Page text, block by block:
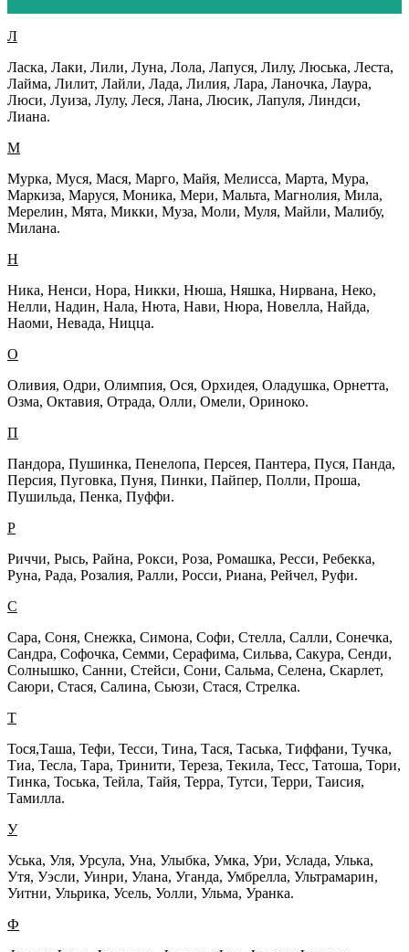
Л
Ласка, Лаки, Лили, Луна, Лола, Лапуся, Лилу, Люська, Леста,
Лайма, Лилит, Лайли, Лада, Лилия, Лара, Ланочка, Лаура,
Люси, Луиза, Лулу, Леся, Лана, Люсик, Лапуля, Линдси,
Лиана.
М
Мурка, Муся, Мася, Марго, Майя, Мелисса, Марта, Мура,
Маркиза, Маруся, Моника, Мери, Мальта, Магнолия, Мила,
Мерелин, Мята, Микки, Муза, Моли, Муля, Майли, Малибу,
Милана.
Н
Ника, Ненси, Нора, Никки, Нюша, Няшка, Нирвана, Неко,
Нелли, Надин, Нала, Нюта, Нави, Нюра, Новелла, Найда,
Наоми, Невада, Ницца.
О
Оливия, Одри, Олимпия, Ося, Орхидея, Оладушка, Орнетта,
Озма, Октавия, Отрада, Олли, Омели, Ориноко.
П
Пандора, Пушинка, Пенелопа, Персея, Пантера, Пуся, Панда,
Персия, Пуговка, Пуня, Пинки, Пайпер, Полли, Проша,
Пушильда, Пенка, Пуффи.
Р
Риччи, Рысь, Райна, Рокси, Роза, Ромашка, Ресси, Ребекка,
Руна, Рада, Розалия, Ралли, Росси, Риана, Рейчел, Руфи.
С
Сара, Соня, Снежка, Симона, Софи, Стелла, Салли, Сонечка,
Сандра, Софочка, Семми, Серафима, Сильва, Сакура, Сенди,
Солнышко, Санни, Стейси, Сони, Сальма, Селена, Скарлет,
Саюри, Стася, Салина, Сьюзи, Стася, Стрелка.
Т
Тося,Таша, Тефи, Тесси, Тина, Тася, Таська, Тиффани, Тучка,
Тиа, Тесла, Тара, Тринити, Тереза, Текила, Тесс, Татоша, Тори,
Тинка, Тоська, Тейла, Тайя, Терра, Тутси, Терри, Таисия,
Тамилла.
У
Уська, Уля, Урсула, Уна, Улыбка, Умка, Ури, Услада, Улька,
Утя, Уэсли, Уинри, Улана, Уганда, Умбрелла, Ультрамарин,
Уитни, Ульрика, Усель, Уолли, Ульма, Уранка.
Ф